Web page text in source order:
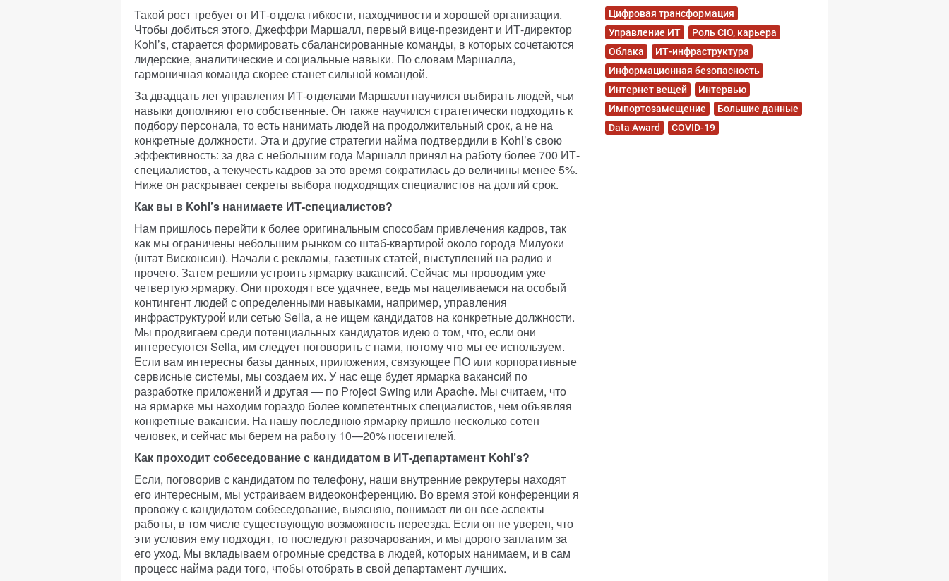
Такой рост требует от ИТ-отдела гибкости, находчивости и хорошей организации.
Чтобы добиться этого, Джеффри Маршалл, первый вице-президент и ИТ-директор
Kohl’s, старается формировать сбалансированные команды, в которых сочетаются
лидерские, аналитические и социальные навыки. По словам Маршалла,
гармоничная команда скорее станет сильной командой.
За двадцать лет управления ИТ-отделами Маршалл научился выбирать людей, чьи
навыки дополняют его собственные. Он также научился стратегически подходить к
подбору персонала, то есть нанимать людей на продолжительный срок, а не на
конкретные должности. Эта и другие стратегии найма подтвердили в Kohl’s свою
эффективность: за два с небольшим года Маршалл принял на работу более 700 ИТ-
специалистов, а текучесть кадров за это время сократилась до величины менее 5%.
Ниже он раскрывает секреты выбора подходящих специалистов на долгий срок.
Как вы в Kohl’s нанимаете ИТ-специалистов?
Нам пришлось перейти к более оригинальным способам привлечения кадров, так
как мы ограничены небольшим рынком со штаб-квартирой около города Милуоки
(штат Висконсин). Начали с рекламы, газетных статей, выступлений на радио и
прочего. Затем решили устроить ярмарку вакансий. Сейчас мы проводим уже
четвертую ярмарку. Они проходят все удачнее, ведь мы нацеливаемся на особый
контингент людей с определенными навыками, например, управления
инфраструктурой или сетью Sella, а не ищем кандидатов на конкретные должности.
Мы продвигаем среди потенциальных кандидатов идею о том, что, если они
интересуются Sella, им следует поговорить с нами, потому что мы ее используем.
Если вам интересны базы данных, приложения, связующее ПО или корпоративные
сервисные системы, мы создаем их. У нас еще будет ярмарка вакансий по
разработке приложений и другая — по Project Swing или Apache. Мы считаем, что
на ярмарке мы находим гораздо более компетентных специалистов, чем объявляя
конкретные вакансии. На нашу последнюю ярмарку пришло несколько сотен
человек, и сейчас мы берем на работу 10—20% посетителей.
Как проходит собеседование с кандидатом в ИТ-департамент Kohl’s?
Если, поговорив с кандидатом по телефону, наши внутренние рекрутеры находят
его интересным, мы устраиваем видеоконференцию. Во время этой конференции я
провожу с кандидатом собеседование, выясняю, понимает ли он все аспекты
работы, в том числе существующую возможность переезда. Если он не уверен, что
эти условия ему подходят, то последуют разочарования, и мы дорого заплатим за
его уход. Мы вкладываем огромные средства в людей, которых нанимаем, и в сам
процесс найма ради того, чтобы отобрать в свой департамент лучших.
Цифровая трансформация
Управление ИТ
Роль CIO, карьера
Облака
ИТ-инфраструктура
Информационная безопасность
Интернет вещей
Интервью
Импортозамещение
Большие данные
Data Award
COVID-19